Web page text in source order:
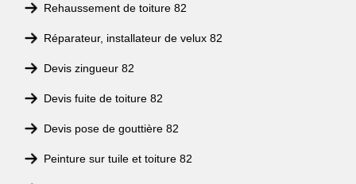
Rehaussement de toiture 82
Réparateur, installateur de velux 82
Devis zingueur 82
Devis fuite de toiture 82
Devis pose de gouttière 82
Peinture sur tuile et toiture 82